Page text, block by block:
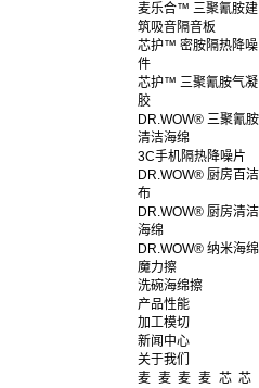
麦乐合™ 三聚氰胺建
筑吸音隔音板
芯护™ 密胺隔热降噪
件
芯护™ 三聚氰胺气凝
胶
DR.WOW® 三聚氰胺
清洁海绵
3C手机隔热降噪片
DR.WOW® 厨房百洁
布
DR.WOW® 厨房清洁
海绵
DR.WOW® 纳米海绵
魔力擦
洗碗海绵擦
产品性能
加工模切
新闻中心
关于我们
麦 麦 麦 麦 芯 芯